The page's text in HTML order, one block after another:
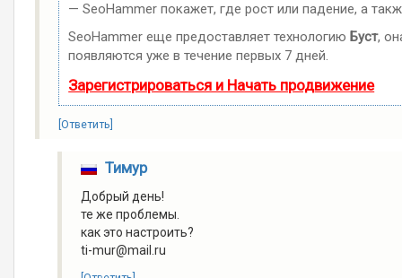
— SeoHammer покажет, где рост или падение, а
SeoHammer еще предоставляет технологиюБуст,
появляются уже в течение первых 7 дней.
Зарегистрироваться и Начать продвижение
[Ответить]
Тимур
Добрый день!
те же проблемы.
как это настроить?
ti-mur@mail.ru